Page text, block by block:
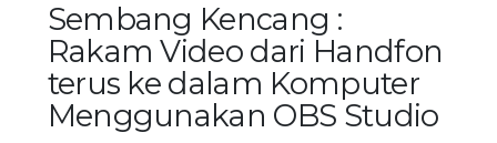
Sembang Kencang :
Rakam Video dari Handfon
terus ke dalam Komputer
Menggunakan OBS Studio